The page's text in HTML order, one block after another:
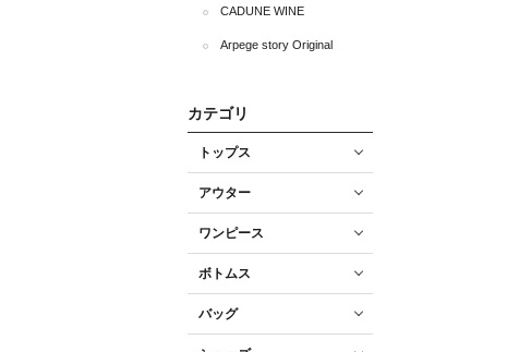
CADUNE WINE
Arpege story Original
カテゴリ
トップス
アウター
ワンピース
ボトムス
バッグ